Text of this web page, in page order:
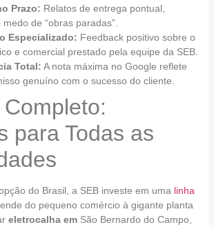
Prazo: Relatos de entrega pontual,
de “obras paradas”.
Especializado: Feedback positivo sobre o
e comercial prestado pela equipe da SEB.
Total: A nota máxima no Google reflete
genuíno com o sucesso do cliente.
para Todas as
do Brasil, a SEB investe em uma linha
do pequeno comércio à gigante planta
eletrocalha em São Bernardo do Campo,